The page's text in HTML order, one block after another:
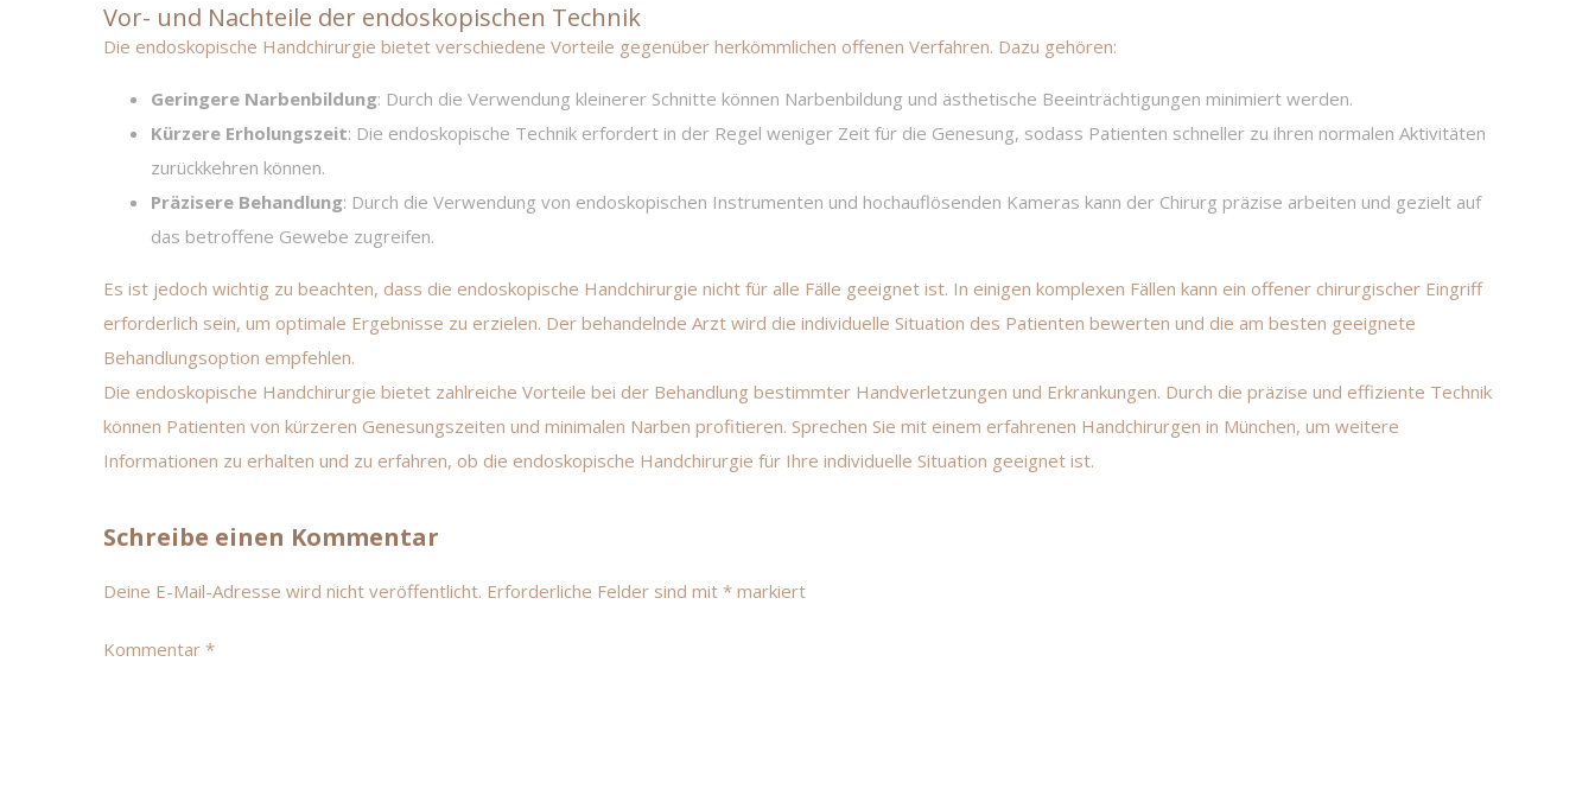
Vor- und Nachteile der endoskopischen Technik
Die endoskopische Handchirurgie bietet verschiedene Vorteile gegenüber herkömmlichen offenen Verfahren. Dazu gehören:
Geringere Narbenbildung: Durch die Verwendung kleinerer Schnitte können Narbenbildung und ästhetische Beeinträchtigungen minimiert werden.
Kürzere Erholungszeit: Die endoskopische Technik erfordert in der Regel weniger Zeit für die Genesung, sodass Patienten schneller zu ihren normalen Aktivitäten
zurückkehren können.
Präzisere Behandlung: Durch die Verwendung von endoskopischen Instrumenten und hochauflösenden Kameras kann der Chirurg präzise arbeiten und gezielt auf
das betroffene Gewebe zugreifen.
Es ist jedoch wichtig zu beachten, dass die endoskopische Handchirurgie nicht für alle Fälle geeignet ist. In einigen komplexen Fällen kann ein offener chirurgischer Eingriff
erforderlich sein, um optimale Ergebnisse zu erzielen. Der behandelnde Arzt wird die individuelle Situation des Patienten bewerten und die am besten geeignete
Behandlungsoption empfehlen.
Die endoskopische Handchirurgie bietet zahlreiche Vorteile bei der Behandlung bestimmter Handverletzungen und Erkrankungen. Durch die präzise und effiziente Technik
können Patienten von kürzeren Genesungszeiten und minimalen Narben profitieren. Sprechen Sie mit einem erfahrenen Handchirurgen in München, um weitere
Informationen zu erhalten und zu erfahren, ob die endoskopische Handchirurgie für Ihre individuelle Situation geeignet ist.
Schreibe einen Kommentar
Deine E-Mail-Adresse wird nicht veröffentlicht. Erforderliche Felder sind mit * markiert
Kommentar *